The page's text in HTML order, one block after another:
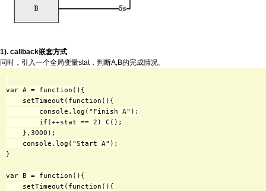
1). callback嵌套方式
同时，引入一个全局变量stat，判断A,B的完成情况。
var A = function(){
    setTimeout(function(){
        console.log("Finish A");
        if(++stat == 2) C();
    },3000);
    console.log("Start A");
}
var B = function(){
    setTimeout(function(){